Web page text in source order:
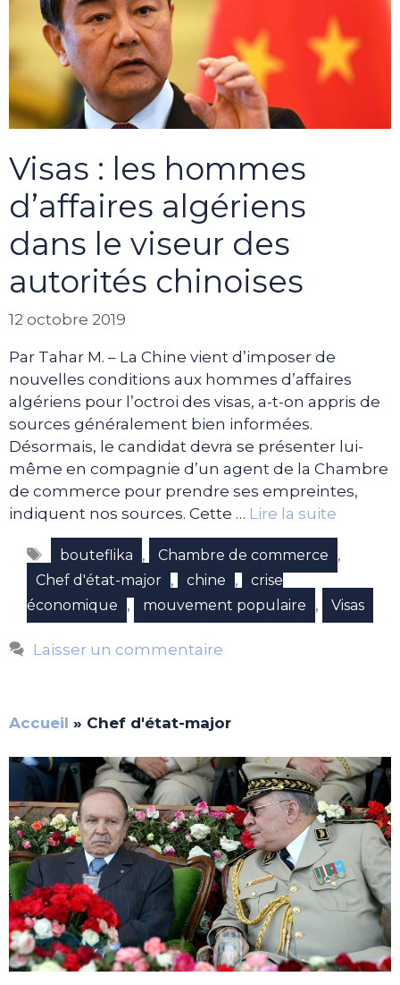
Visas : les hommes
d’affaires algériens
dans le viseur des
autorités chinoises
12 octobre 2019
Par Tahar M. – La Chine vient d’imposer de
nouvelles conditions aux hommes d’affaires
algériens pour l’octroi des visas, a-t-on appris de
sources généralement bien informées.
Désormais, le candidat devra se présenter lui-
même en compagnie d’un agent de la Chambre
de commerce pour prendre ses empreintes,
indiquent nos sources. Cette … Lire la suite
Étiquettes
bouteflika , Chambre de commerce ,
Chef d'état-major , chine ,
crise
économique
, mouvement populaire , Visas
Laisser un commentaire
Accueil » Chef d'état-major